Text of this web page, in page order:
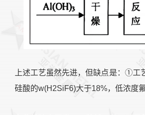
上述工艺虽然先进，但缺点是：①
硅酸的w(H2SiF6)大于18%，低浓度